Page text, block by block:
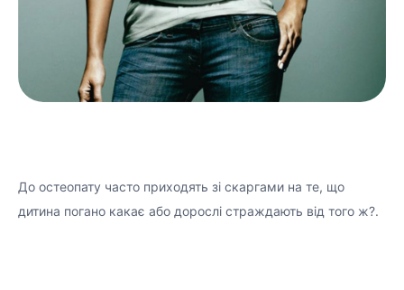
До остеопату часто приходять зі скаргами на те, що
дитина погано какає або дорослі страждають від того ж?.